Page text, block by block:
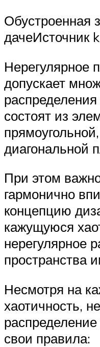
Обустроенная
дачеИсточник
Нерегулярное
допускает
состоят из
диагональной
При этом
гармонично
концепцию
кажущуюся
нерегулярное
пространства
Несмотря на
хаотичность,
свои правила: